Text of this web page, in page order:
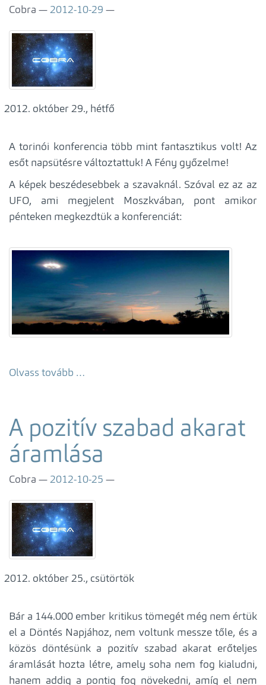
Cobra 2012-10-29
október 29., hétfő
A torinói konferencia több mint fantasztikus volt! Az
esőt napsütésre változtattuk! A Fény győzelme!
A képek beszédesebbek a szavaknál. Szóval ez az az
UFO, ami megjelent Moszkvában, pont amikor
pénteken megkezdtük a konferenciát:
Olvass tovább …
A pozitív szabad akarat
áramlása
Cobra 2012-10-25
október 25., csütörtök
Bár a 144.000 ember kritikus tömegét még nem értük
el a Döntés Napjához, nem voltunk messze tőle, és a
közös döntésünk a pozitív szabad akarat erőteljes
áramlását hozta létre, amely soha nem fog kialudni,
hanem addig a pontig fog növekedni, amíg el nem